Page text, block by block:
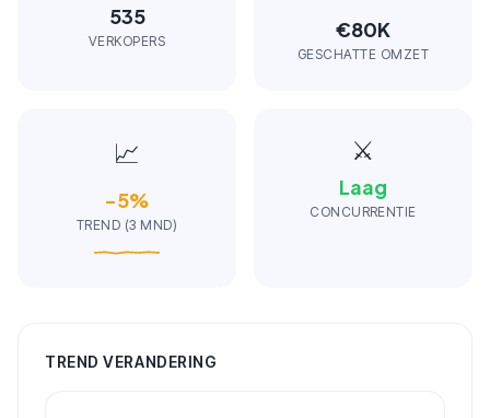
535
VERKOPERS €80K
GESCHATTE OMZET
📈
-5%
TREND (3 MND)
⚔️
Laag
CONCURRENTIE
TREND VERANDERING